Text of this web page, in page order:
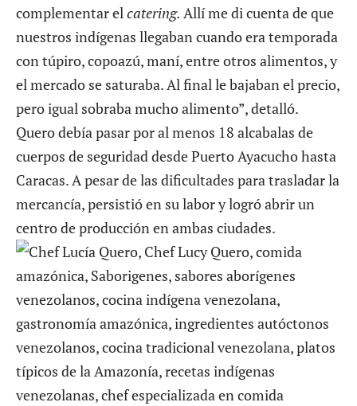
complementar elcatering. Allí me di cuenta de que
nuestros indígenas llegaban cuando era temporada
con túpiro, copoazú, maní, entre otros alimentos, y
el mercado se saturaba. Al final le bajaban el precio,
pero igual sobraba mucho alimento”, detalló.
Quero debía pasar por al menos 18 alcabalas de
cuerpos de seguridad desde Puerto Ayacucho hasta
Caracas. A pesar de las dificultades para trasladar la
mercancía, persistió en su labor y logró abrir un
centro de producción en ambas ciudades.